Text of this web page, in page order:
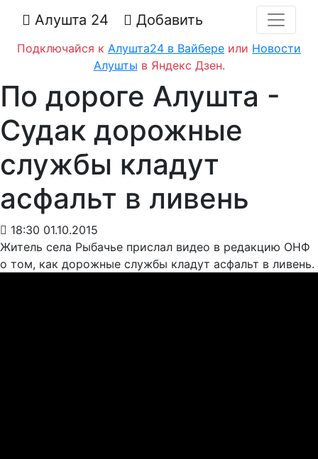
Алушта 24 Добавить
Подключайся к Алушта24 в Вайбере или Новости
Алушты в Яндекс Дзен.
По дороге Алушта -
Судак дорожные
службы кладут
асфальт в ливень
18:30 01.10.2015
Житель села Рыбачье прислал видео в редакцию ОНФ
о том, как дорожные службы кладут асфальт в ливень.